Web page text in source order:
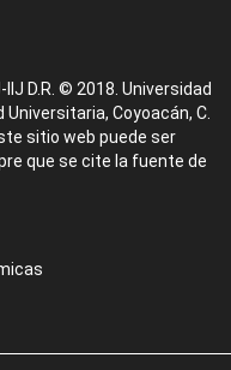
D.R. © 2018. Universidad
Coyoacán, C.
sitio web puede ser
que se cite la fuente de